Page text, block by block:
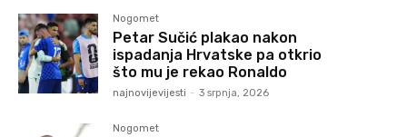
Nogomet
Petar Sučić plakao nakon
ispadanja Hrvatske pa otkrio
što mu je rekao Ronaldo
najnovijevijesti - 3 srpnja, 2026
Nogomet